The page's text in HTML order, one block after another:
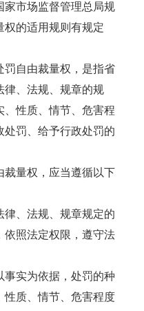
市场监督管理总局规
权的适用规则有规定
罚自由裁量权，是指省
律、法规、规章的规
、性质、情节、危害程
处罚、给予行政处罚的
裁量权，应当遵循以下
、法规、规章规定的
依照法定权限，遵守法
实为依据，处罚的种
性质、情节、危害程度